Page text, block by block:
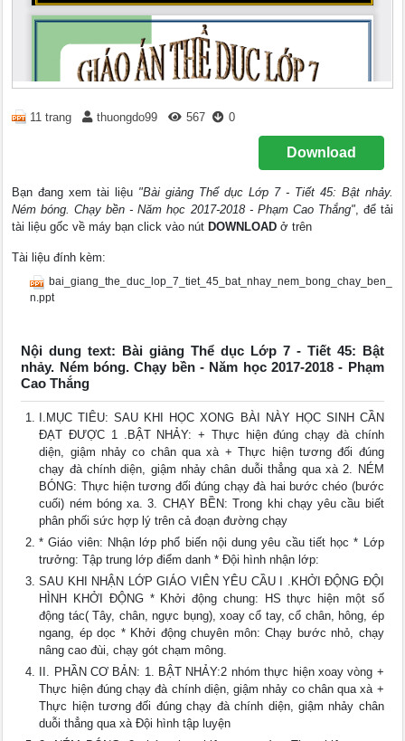
11 trang thuongdo99 567 0
Download
Bạn đang xem tài liệu "Bài giảng Thể dục Lớp 7 - Tiết 45: Bật nhảy.
Ném bóng. Chạy bền - Năm học 2017-2018 - Phạm Cao Thắng", để tải
tài liệu gốc về máy bạn click vào nút DOWNLOAD ở trên
Tài liệu đính kèm:
bai_giang_the_duc_lop_7_tiet_45_bat_nhay_nem_bong_chay_ben_
n.ppt
Nội dung text: Bài giảng Thể dục Lớp 7 - Tiết 45: Bật
nhảy. Ném bóng. Chạy bền - Năm học 2017-2018 - Phạm
Cao Thắng
I.MỤC TIÊU: SAU KHI HỌC XONG BÀI NÀY HỌC SINH CẦN
ĐẠT ĐƯỢC 1 .BẬT NHẢY: + Thực hiện đúng chạy đà chính
diện, giậm nhảy co chân qua xà + Thực hiện tương đối đúng
chạy đà chính diện, giậm nhảy chân duỗi thẳng qua xà 2. NÉM
BÓNG: Thực hiện tương đối đúng chạy đà hai bước chéo (bước
cuối) ném bóng xa. 3. CHẠY BỀN: Trong khi chạy yêu cầu biết
phân phối sức hợp lý trên cả đoạn đường chạy
* Giáo viên: Nhận lớp phổ biến nội dung yêu cầu tiết học * Lớp
trưởng: Tập trung lớp điểm danh * Đội hình nhận lớp:
SAU KHI NHẬN LỚP GIÁO VIÊN YÊU CẦU I .KHỞI ĐỘNG ĐỘI
HÌNH KHỞI ĐỘNG * Khởi động chung: HS thực hiện một số
động tác( Tây, chân, ngực bụng), xoay cổ tay, cổ chân, hông, ép
ngang, ép dọc * Khởi động chuyên môn: Chạy bước nhỏ, chạy
nâng cao đùi, chạy gót chạm mông.
II. PHẦN CƠ BẢN: 1. BẬT NHẢY:2 nhóm thực hiện xoay vòng +
Thực hiện đúng chạy đà chính diện, giậm nhảy co chân qua xà +
Thực hiện tương đối đúng chạy đà chính diện, giậm nhảy chân
duỗi thẳng qua xà Đội hình tập luyện